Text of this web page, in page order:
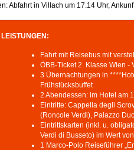
Abfahrt in Villach um 17.14 Uhr,
LEISTUNGEN:
Fahrt mit Reisebus mit
ÖBB-Ticket 2. Klasse Wien
3 Übernachtungen in
Frühstücksbuffet
2 Abendessen: im Hotel am
Eintritte: Cappella degli
(Roncole Verdi), Palazzo
Eintrittskarten (inkl. u.
Verdi di Busseto) im Wert
1 Marco-Polo Reiseführer